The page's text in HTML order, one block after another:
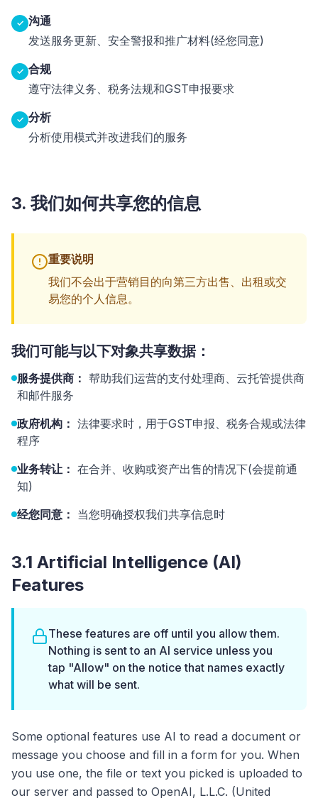
✓ 沟通
发送服务更新、安全警报和推广材料(经您同意)
✓ 合规
遵守法律义务、税务法规和GST申报要求
✓ 分析
分析使用模式并改进我们的服务
3. 我们如何共享您的信息
重要说明
我们不会出于营销目的向第三方出售、出租或交
易您的个人信息。
我们可能与以下对象共享数据：
服务提供商： 帮助我们运营的支付处理商、云托管提供商
和邮件服务
政府机构： 法律要求时，用于GST申报、税务合规或法律
程序
业务转让： 在合并、收购或资产出售的情况下(会提前通
知)
经您同意： 当您明确授权我们共享信息时
3.1 Artificial Intelligence (AI)
Features
These features are off until you allow them.
Nothing is sent to an AI service unless you
tap "Allow" on the notice that names exactly
what will be sent.
Some optional features use AI to read a document or
message you choose and fill in a form for you. When
you use one, the file or text you picked is uploaded to
our server and passed to OpenAI, L.L.C. (United